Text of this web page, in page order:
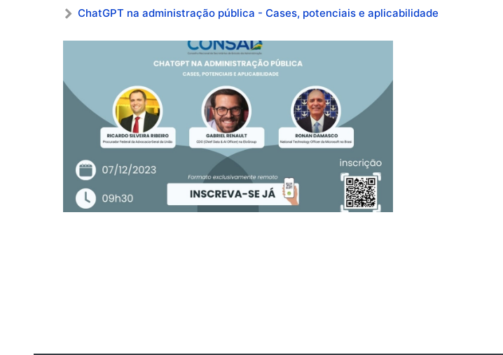
ChatGPT na administração pública - Cases, potenciais e aplicabilidade